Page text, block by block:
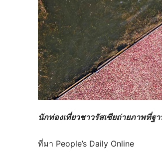
นักท่องเที่ยวชาวรัสเซียถ่ายภาพที่ฐ
ที่มา People’s Daily Online